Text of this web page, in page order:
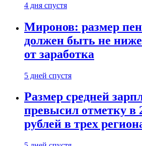
4 дня спустя
Миронов: размер
должен быть не
от заработка
5 дней спустя
Размер средней
превысил отметку в
рублей в трех